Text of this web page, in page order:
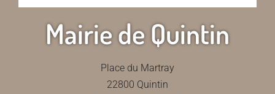
Mairie de Quintin
Place du Martray
22800 Quintin